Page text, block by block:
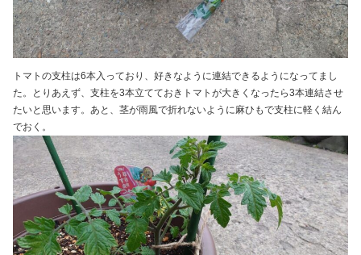
トマトの支柱は6本入っており、好きなように連結できるようになってまし
た。とりあえず、支柱を3本立てておきトマトが大きくなったら3本連結させ
たいと思います。あと、茎が雨風で折れないように麻ひもで支柱に軽く結ん
でおく。